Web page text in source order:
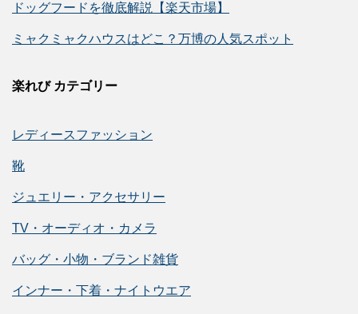
ドッグフードを徹底解説【楽天市場】
ミャクミャクハウスはどこ？万博の人気スポット
楽れび カテゴリー
レディースファッション
靴
ジュエリー・アクセサリー
TV・オーディオ・カメラ
バッグ・小物・ブランド雑貨
インナー・下着・ナイトウエア